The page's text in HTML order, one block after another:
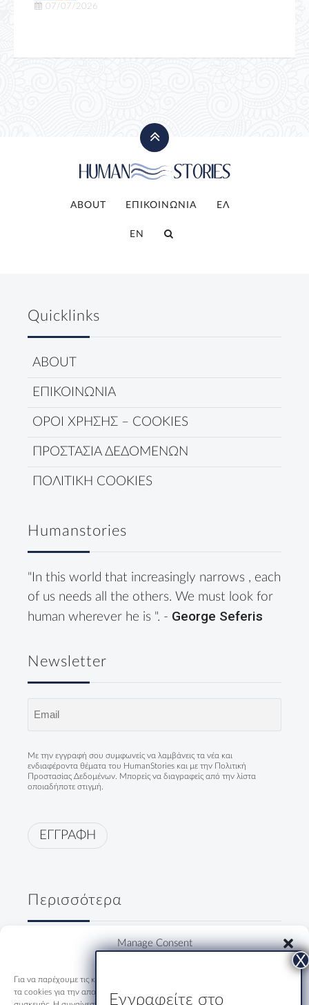
Manage Consent
Για να παρέχουμε τις καλύτερες εμπειρίες, χρησιμοποιούμε τεχνολογίες όπως
τα cookies για την αποθήκευση ή/και την πρόσβαση σε πληροφορίες
07/07/2026
ABOUT ΕΠΙΚΟΙΝΩΝΙΑ ΕΛ
EN
Quicklinks
ABOUT
ΕΠΙΚΟΙΝΩΝΙΑ
ΟΡΟΙ ΧΡΗΣΗΣ – COOKIES
ΠΡΟΣΤΑΣΙΑ ΔΕΔΟΜΕΝΩΝ
ΠΟΛΙΤΙΚΗ COOKIES
Humanstories
"In this world that increasingly narrows , each
of us needs all the others. We must look for
human wherever he is ". - George Seferis
Newsletter
Με την εγγραφή σου συμφωνείς να λαμβάνεις τα νέα και
ενδιαφέροντα θέματα του HumanStories και με την
Πολιτική
Προστασίας Δεδομένων . Μπορείς να διαγραφείς από την λίστα
οποιαδήποτε στιγμή.
ΕΓΓΡΑΦΗ
Περισσότερα
Δύο κύριοι, ένα ουζάκι και μία
ολόκληρη Ελλάδα
Εγγραφείτε στο